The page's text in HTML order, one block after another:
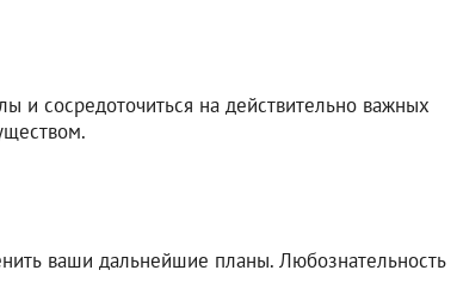
и сосредоточиться на действительно важных
ваши дальнейшие планы. Любознательность